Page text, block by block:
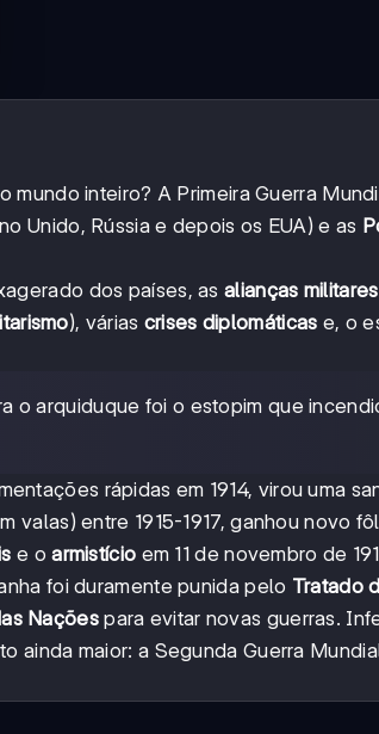
inteiro? A Primeira Guerra
Unido, Rússia e depois os EUA) e as
dos países, asalianças militares
), várias crises diplomáticas e, o
o arquiduque foi o estopim que
rápidas em 1914, virou uma
valas) entre 1915-1917, ganhou novo
e oarmistício em 11 de novembro de
foi duramente punida pelo Tratado
Naçõespara evitar novas guerras.
ainda maior: a Segunda Guerra